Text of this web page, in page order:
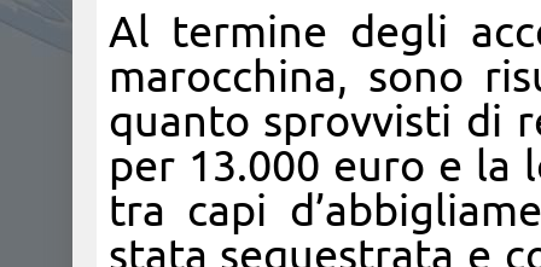
Al termine degli
marocchina, sono
quanto sprovvisti di
per 13.000 euro e la
tra capi
stata sequestrata e